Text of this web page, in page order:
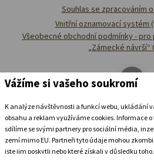
Souhlas se zpracováním
Vnitřní oznamovací systém
Všeobecné obchodní podmínky - pro
„Zámecké návrší“
Vážíme si vašeho soukromí
K analýze návštěvnosti a funkcí webu, ukládání
obsahu a reklam využíváme cookies. Informace
sdílíme se svými partnery pro sociální média,
zemí mimo EU. Partneři tyto údaje mohou
jste jim poskytli nebo které získali v důsledku